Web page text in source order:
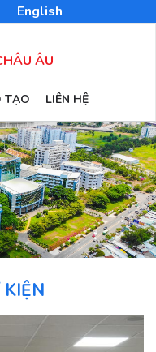
English
ÂU
TẠO LIÊN HỆ